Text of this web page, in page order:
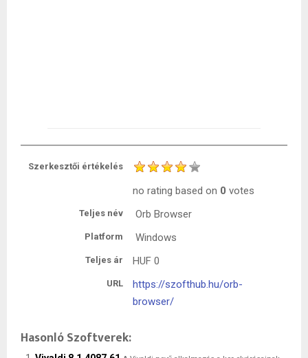
Szerkesztői értékelés
no rating based on 0 votes
Teljes név Orb Browser
Platform Windows
Teljes ár HUF 0
URL
https://szofthub.hu/orb-
browser/
Hasonló Szoftverek: